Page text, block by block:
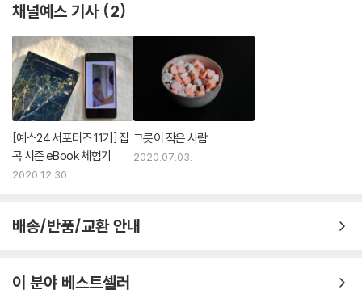
채널예스 기사 2
[예스24 서포터즈 11기] 집
콕 시즌 eBook 체험기
2020.12.30.
그릇이 작은 사람
2020.07.03.
배송/반품/교환 안내
이 분야 베스트셀러